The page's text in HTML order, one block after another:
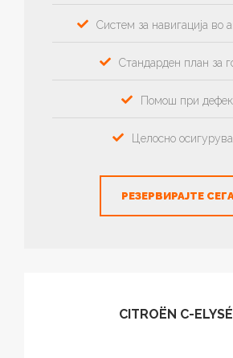
Систем за навигација во
Стандарден план за
Помош при
Целосно
РЕЗЕРВИРАЈТЕ
CITROËN C-